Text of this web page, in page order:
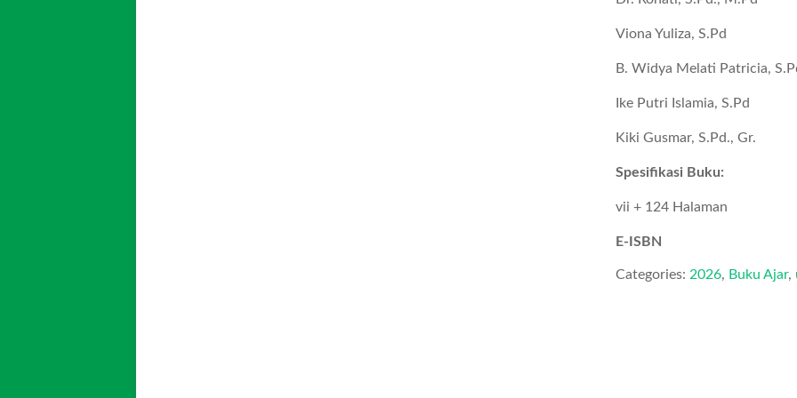
Viona Yuliza, S.Pd
B. Widya Melati Patricia,
Ike Putri Islamia, S.Pd
Kiki Gusmar, S.Pd., Gr.
Spesifikasi Buku:
vii + 124 Halaman
E-ISBN
Categories: 2026, Buku Ajar,